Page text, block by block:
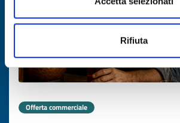
Rifiuta
Offerta commerciale